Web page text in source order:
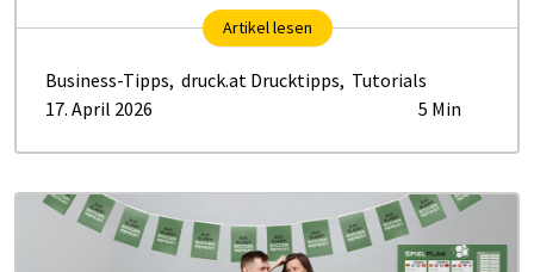
Artikel lesen
Business-Tipps, druck.at Drucktipps, Tutorials
17. April 2026
5 Min